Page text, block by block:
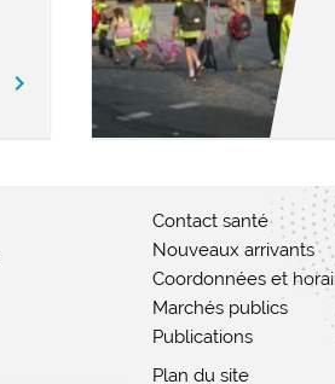
chevron_right
Contact santé
Nouveaux arrivants
Coordonnées et
Marchés publics
Publications
Plan du site